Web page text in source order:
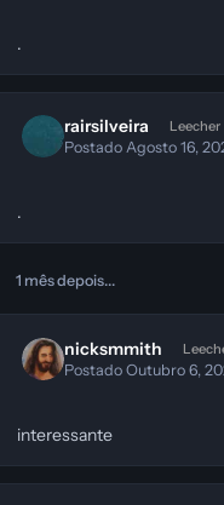
.
rairsilveira Leecher
PostadoAgosto 16,
.
1 mês depois...
nicksmmith
PostadoOutubro 6,
interessante